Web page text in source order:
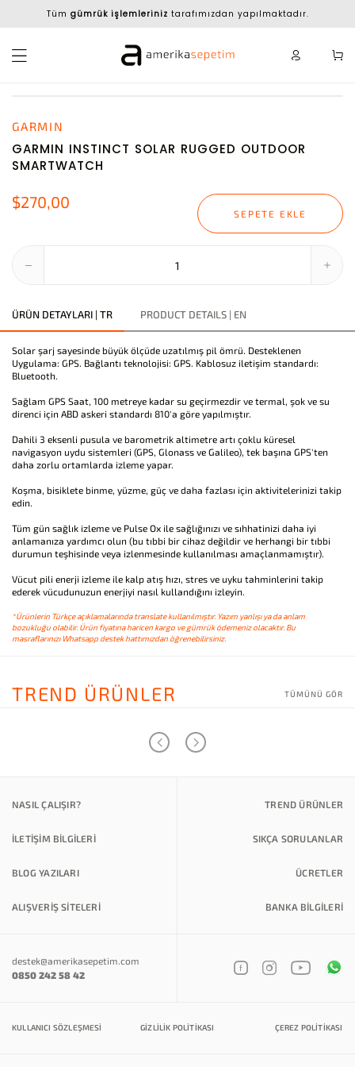
Tüm gümrük işlemleriniz tarafımızdan yapılmaktadır.
GARMIN
GARMIN INSTINCT SOLAR RUGGED OUTDOOR
SMARTWATCH
$270,00
SEPETE EKLE
ÜRÜN DETAYLARI | TR PRODUCT DETAILS | EN
Solar şarj sayesinde büyük ölçüde uzatılmış pil ömrü. Desteklenen
Uygulama: GPS. Bağlantı teknolojisi: GPS. Kablosuz iletişim standardı:
Bluetooth.
Sağlam GPS Saat, 100 metreye kadar su geçirmezdir ve termal, şok ve su
direnci için ABD askeri standardı 810'a göre yapılmıştır.
Dahili 3 eksenli pusula ve barometrik altimetre artı çoklu küresel
navigasyon uydu sistemleri (GPS, Glonass ve Galileo), tek başına GPS'ten
daha zorlu ortamlarda izleme yapar.
Koşma, bisiklete binme, yüzme, güç ve daha fazlası için aktivitelerinizi takip
edin.
Tüm gün sağlık izleme ve Pulse Ox ile sağlığınızı ve sıhhatinizi daha iyi
anlamanıza yardımcı olun (bu tıbbi bir cihaz değildir ve herhangi bir tıbbi
durumun teşhisinde veya izlenmesinde kullanılması amaçlanmamıştır).
Vücut pili enerji izleme ile kalp atış hızı, stres ve uyku tahminlerini takip
ederek vücudunuzun enerjiyi nasıl kullandığını izleyin.
*Ürünlerin Türkçe açıklamalarında translate kullanılmıştır. Yazım yanlışı ya da anlam
bozukluğu olabilir. Ürün fiyatına haricen kargo ve gümrük ödemeniz olacaktır. Bu
masraflarınızı Whatsapp destek hattımızdan öğrenebilirsiniz.
TREND ÜRÜNLER TÜMÜNÜ GÖR
NASIL ÇALIŞIR? TREND ÜRÜNLER
İLETİŞİM BİLGİLERİ SIKÇA SORULANLAR
BLOG YAZILARI ÜCRETLER
ALIŞVERİŞ SİTELERİ BANKA BILGILERI
destek@amerikasepetim.com
0850 242 58 42
KULLANICI SÖZLEŞMESI GIZLILIK POLITIKASI ÇEREZ POLITIKASI